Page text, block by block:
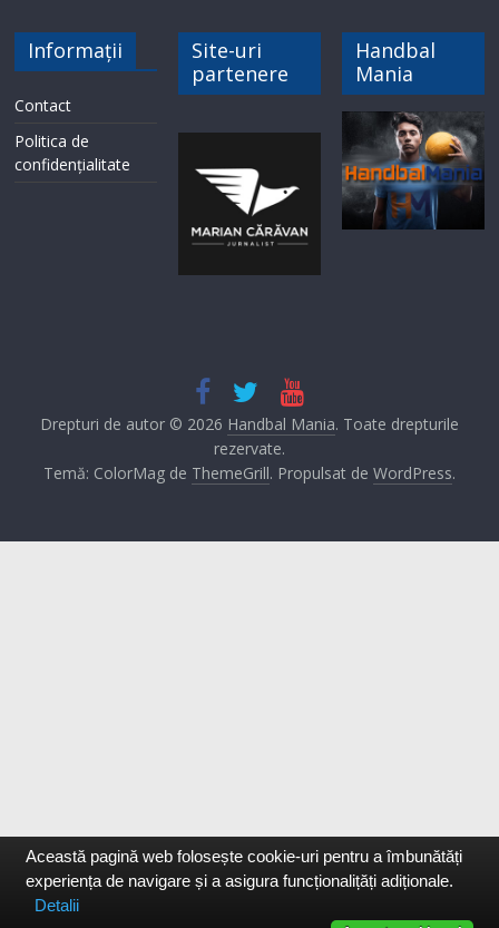
Informații
Contact
Politica de
confidențialitate
Site-uri
partenere
Handbal
Mania
Drepturi de autor © 2026 Handbal Mania. Toate drepturile
rezervate.
Temă: ColorMag de ThemeGrill. Propulsat de WordPress.
Această pagină web folosește cookie-uri pentru a îmbunătăți
experiența de navigare și a asigura funcționalițăți adiționale.
Detalii